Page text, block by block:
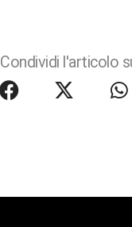
Condividi l'articolo